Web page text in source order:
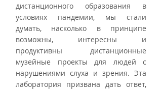
дистанционного образования в
условиях пандемии, мы стали
думать, насколько в принципе
возможны, интересны и
продуктивны дистанционные
музейные проекты для людей с
нарушениями слуха и зрения. Эта
лаборатория призвана дать ответ,